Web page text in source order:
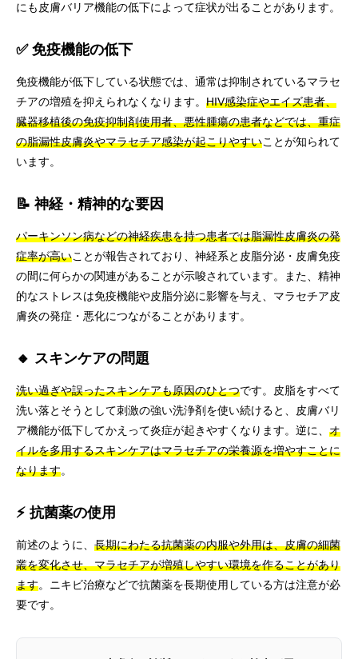
にも皮膚バリア機能の低下によって症状が出ることがあります。
✅ 免疫機能の低下
免疫機能が低下している状態では、通常は抑制されているマラセ
チアの増殖を抑えられなくなります。 HIV感染症やエイズ患者、
臓器移植後の免疫抑制剤使用者、悪性腫瘍の患者などでは、重症
の脂漏性皮膚炎やマラセチア感染が起こりやすいことが知られて
います。
📝 神経・精神的な要因
パーキンソン病などの神経疾患を持つ患者では脂漏性皮膚炎の発
症率が高いことが報告されており、神経系と皮脂分泌・皮膚免疫
の間に何らかの関連があることが示唆されています。また、精神
的なストレスは免疫機能や皮脂分泌に影響を与え、マラセチア皮
膚炎の発症・悪化につながることがあります。
🔸 スキンケアの問題
洗い過ぎや誤ったスキンケアも原因のひとつです。皮脂をすべて
洗い落とそうとして刺激の強い洗浄剤を使い続けると、皮膚バリ
ア機能が低下してかえって炎症が起きやすくなります。逆に、 オ
イルを多用するスキンケアはマラセチアの栄養源を増やすことに
なります。
⚡ 抗菌薬の使用
前述のように、 長期にわたる抗菌薬の内服や外用は、皮膚の細菌
叢を変化させ、マラセチアが増殖しやすい環境を作ることがあり
ます。ニキビ治療などで抗菌薬を長期使用している方は注意が必
要です。